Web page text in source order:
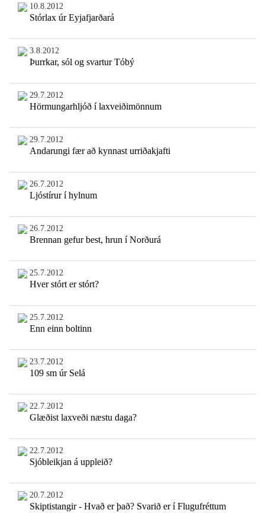
10.8.2012
Stórlax úr Eyjafjarðará
3.8.2012
Þurrkar, sól og svartur Tóbý
29.7.2012
Hörmungarhljóð í laxveiðimönnum
29.7.2012
Andarungi fær að kynnast urriðakjafti
26.7.2012
Ljóstírur í hylnum
26.7.2012
Brennan gefur best, hrun í Norðurá
25.7.2012
Hver stórt er stórt?
25.7.2012
Enn einn boltinn
23.7.2012
109 sm úr Selá
22.7.2012
Glæðist laxveði næstu daga?
22.7.2012
Sjóbleikjan á uppleið?
20.7.2012
Skiptistangir - Hvað er það? Svarið er í Flugufréttum